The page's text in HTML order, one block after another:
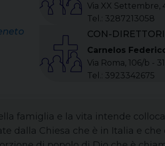
Via XX Settembre,
Tel.: 3287213058
CON-DIRETTORI
Carnelos
Via Roma, 106/b -
Tel.: 3923342675
famiglia e la vita intende
dalla Chiesa che è in Italia e